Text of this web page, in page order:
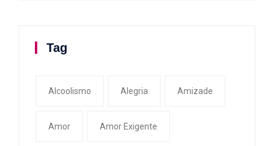
Tag
Alcoolismo Alegria Amizade
Amor Amor Exigente